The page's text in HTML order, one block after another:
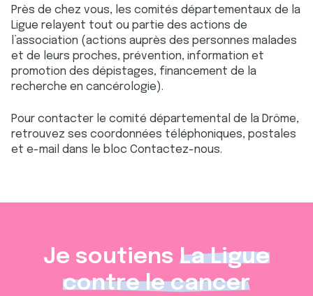
Près de chez vous, les comités départementaux de la
Ligue relayent tout ou partie des actions de
l’association (actions auprès des personnes malades
et de leurs proches, prévention, information et
promotion des dépistages, financement de la
recherche en cancérologie).
Pour contacter le comité départemental de la Drôme,
retrouvez ses coordonnées téléphoniques, postales
et e-mail dans le bloc Contactez-nous.
Je soutiens La Ligue
contre le cancer